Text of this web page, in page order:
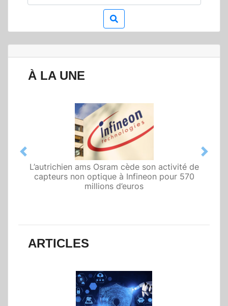
À LA UNE
L’autrichien ams Osram cède son activité de
capteurs non optique à Infineon pour 570
millions d’euros
Qualcomm met en avant une architecture
fondée sur l’IA physique au service de robots
domestiques et humanoïdes
Previous Next
ARTICLES